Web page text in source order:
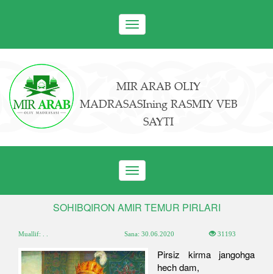
Toggle
navigation
MIR ARAB OLIY
MADRASASIning RASMIY VEB
SAYTI
Toggle
navigation
SOHIBQIRON AMIR TEMUR PIRLARI
Muallif: . . Sana:30.06.2020 31193
Pirsiz kirma jangohga
hech dam,